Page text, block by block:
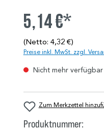
5,14 €*
(Netto: 4,32 €)
Preise inkl. MwSt. zzgl.
Nicht mehr verfügbar
Zum Merkzettel
Produktnummer: